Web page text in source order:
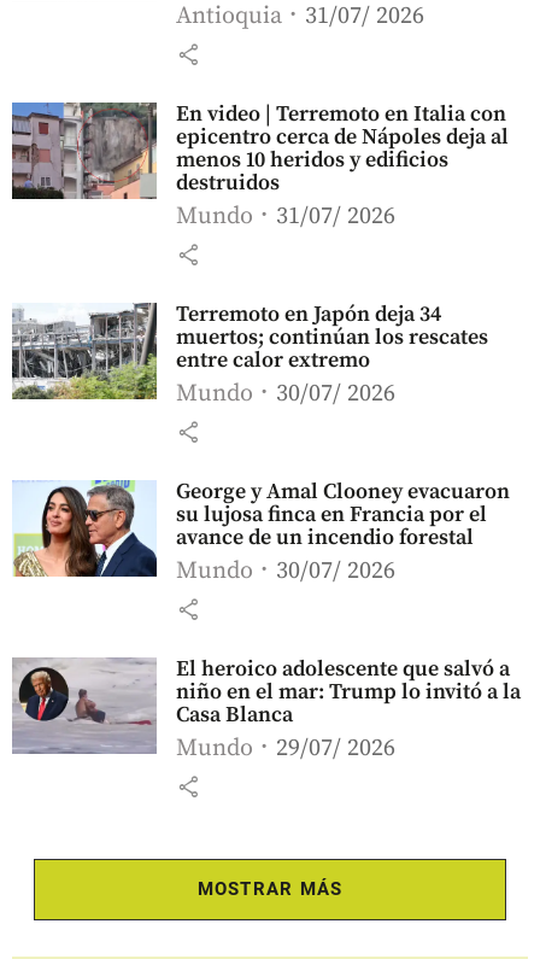
Antioquia 31/07/ 2026
share
En video | Terremoto en Italia con
epicentro cerca de Nápoles deja al
menos 10 heridos y edificios
destruidos
Mundo 31/07/ 2026
share
Terremoto en Japón deja 34
muertos; continúan los rescates
entre calor extremo
Mundo 30/07/ 2026
share
George y Amal Clooney evacuaron
su lujosa finca en Francia por el
avance de un incendio forestal
Mundo 30/07/ 2026
share
El heroico adolescente que salvó a
niño en el mar: Trump lo invitó a la
Casa Blanca
Mundo 29/07/ 2026
share
MOSTRAR MÁS